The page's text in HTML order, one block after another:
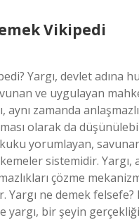
Vikipedi
Yargı, devlet adına
ve uygulayan
aynı zamanda
olarak da
yorumlayan,
sistemidir. Yargı,
çözme
Yargı ne demek felsefe?
yargı, bir şeyin